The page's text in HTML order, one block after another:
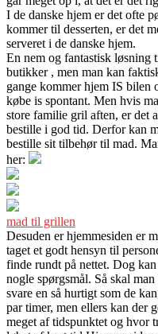
I de danske hjem er det ofte
kommer til desserten, er det
serveret i de danske hjem.
En nem og fantastisk løsning
butikker , men man kan
gange kommer hjem IS bilen
købe is spontant. Men hvis
store familie gril aften, er det
bestille i god tid. Derfor kan
bestille sit tilbehør til mad.
her:
mad til grillen
Desuden er hjemmesiden er
taget et godt hensyn til
finde rundt på nettet. Dog
nogle spørgsmål. Så skal
svare en så hurtigt som de
par timer, men ellers kan der
meget af tidspunktet og hvor